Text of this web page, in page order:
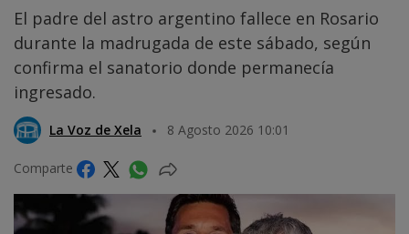
El padre del astro argentino fallece en Rosario
durante la madrugada de este sábado, según
confirma el sanatorio donde permanecía
ingresado.
La Voz de Xela 8 Agosto 2026 10:01
Comparte